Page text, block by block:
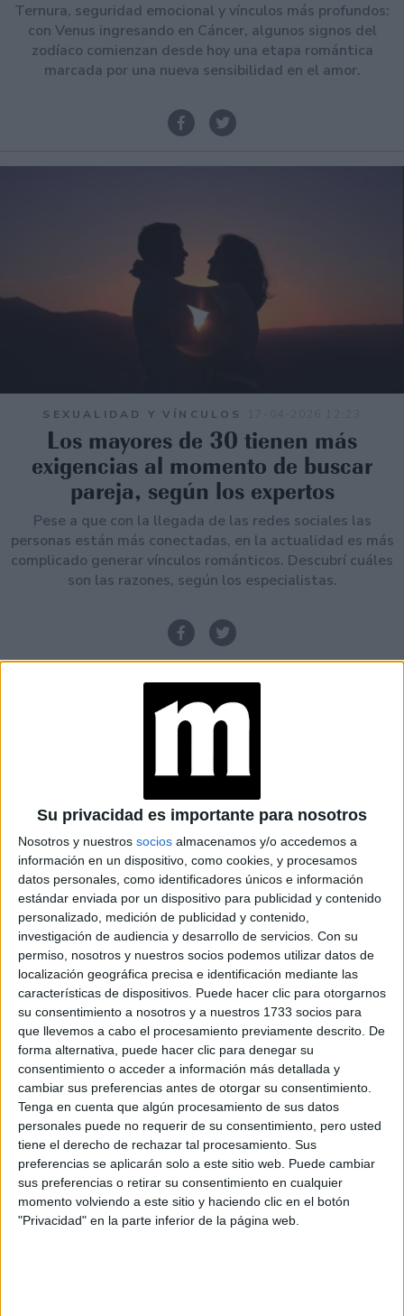
Su privacidad es importante para nosotros
Nosotros y nuestros socios almacenamos y/o accedemos a
información en un dispositivo, como cookies, y procesamos
datos personales, como identificadores únicos e información
estándar enviada por un dispositivo para publicidad y contenido
personalizado, medición de publicidad y contenido,
investigación de audiencia y desarrollo de servicios. Con su
permiso, nosotros y nuestros socios podemos utilizar datos de
localización geográfica precisa e identificación mediante las
características de dispositivos. Puede hacer clic para otorgarnos
su consentimiento a nosotros y a nuestros 1733 socios para
que llevemos a cabo el procesamiento previamente descrito. De
forma alternativa, puede hacer clic para denegar su
consentimiento o acceder a información más detallada y
cambiar sus preferencias antes de otorgar su consentimiento.
Tenga en cuenta que algún procesamiento de sus datos
personales puede no requerir de su consentimiento, pero usted
tiene el derecho de rechazar tal procesamiento. Sus
preferencias se aplicarán solo a este sitio web. Puede cambiar
sus preferencias o retirar su consentimiento en cualquier
momento volviendo a este sitio y haciendo clic en el botón
"Privacidad" en la parte inferior de la página web.
Ternura, seguridad emocional y vínculos más profundos:
con Venus ingresando en Cáncer, algunos signos del
zodíaco comienzan desde hoy una etapa romántica
marcada por una nueva sensibilidad en el amor.
SEXUALIDAD Y VÍNCULOS
Los mayores de 30 tienen más
exigencias al momento de buscar
pareja, según los expertos
Pese a que con la llegada de las redes sociales las
personas están más conectadas, en la actualidad es más
complicado generar vínculos románticos. Descubrí cuáles
son las razones, según los especialistas.
ENTREVISTA19-03-2026 08:02
Franco Masini, protagonista de Amor
animal (Prime Video): "Me gusta
desafiarme para ser mejor actor y
persona"
Frecuenta las primeras filas de las capitales de la moda,
pero elige quedarse en su barrio. Alterna rodajes
internacionales con estrenos locales como Amor Animal,
la nueva serie de Prime Video. Franco Masini encarna una
generación que no necesita elegir entre mundos: los
habita todos con naturalidad y ambición.